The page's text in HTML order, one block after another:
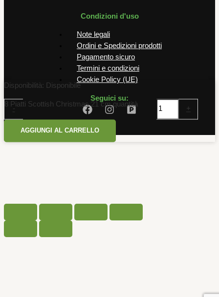
Condizioni d'uso
Note legali
Ordini e Spedizioni prodotti
Pagamento sicuro
Termini e condizioni
Cookie Policy (UE)
Seguici su:
Disponibilità: Disponibile
-
8 Piatti Scottish Christmas 21 cm quantità
+
AGGIUNGI AL CARRELLO